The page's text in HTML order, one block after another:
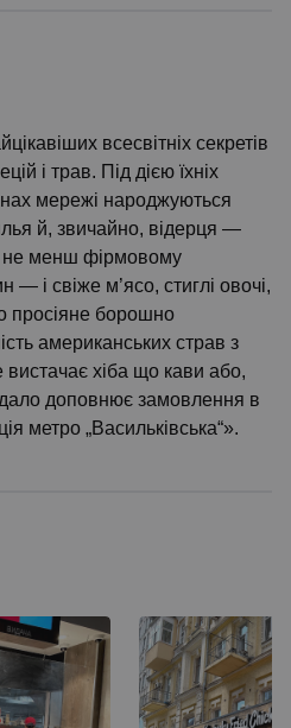
всесвітніх секретів
і трав. Під дією їхніх
мережі народжуються
й, звичайно, відерця —
не менш фірмовому
— і свіже м’ясо, стиглі овочі,
просіяне борошно
американських страв з
вистачає хіба що кави або,
доповнює замовлення в
метро „Васильківська“».